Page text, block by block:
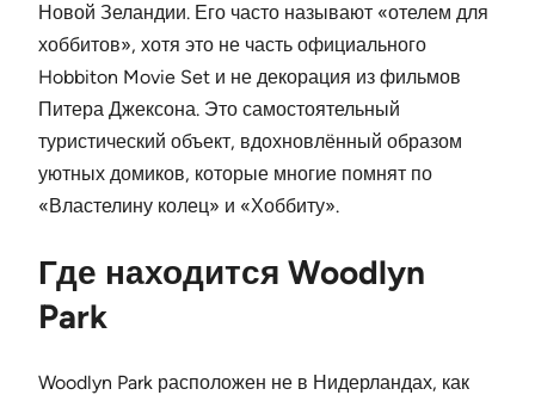
Новой Зеландии. Его часто называют «отелем для
хоббитов», хотя это не часть официального
Hobbiton Movie Set и не декорация из фильмов
Питера Джексона. Это самостоятельный
туристический объект, вдохновлённый образом
уютных домиков, которые многие помнят по
«Властелину колец» и «Хоббиту».
Где находится Woodlyn
Park
Woodlyn Park расположен не в Нидерландах, как